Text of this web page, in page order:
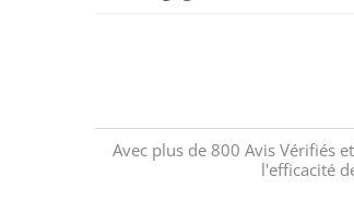
Avec plus de 800 Avis Vérifiés
l'efficacité